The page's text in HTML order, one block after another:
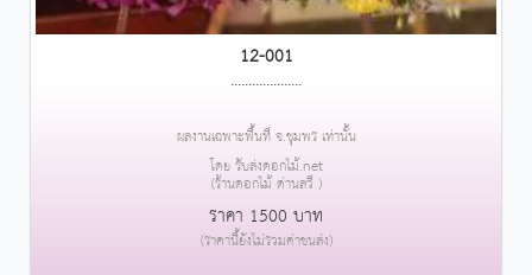
12-001
....................
ผลงานเฉพาะพื้นที่ จ.ชุมพร เท่านั้น
โดย รับส่งดอกไม้.net
(ร้านดอกไม้ ด่านสวี )
ราคา 1500 บาท
(ราคานี้ยังไม่รวมค่าขนส่ง)